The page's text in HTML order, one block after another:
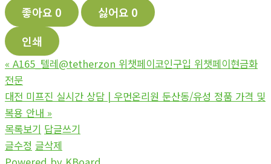
좋아요 0 싫어요 0
인쇄
« A165_텔레@tetherzon 위챗페이코인구입 위챗페이현금화
전문
대전 미프진 실시간 상담 | 우먼온리원 둔산동/유성 정품 가격 및
복용 안내 »
목록보기 답글쓰기
글수정 글삭제